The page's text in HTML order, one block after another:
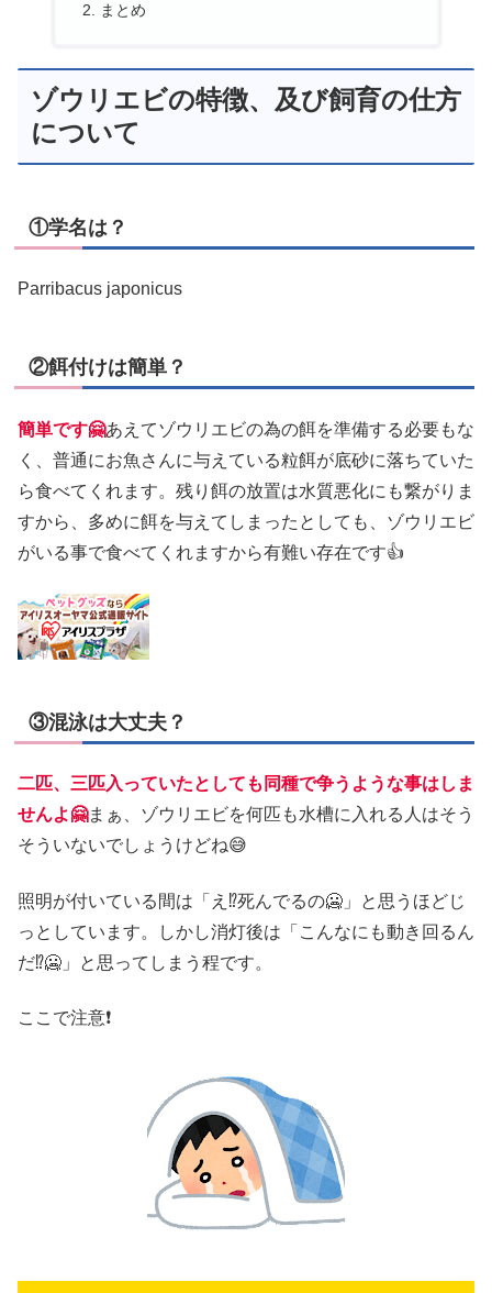
まとめ
ゾウリエビの特徴、及び飼育の仕方
について
①学名は？
Parribacus japonicus
②餌付けは簡単？
簡単です🤗あえてゾウリエビの為の餌を準備する必要もな
く、普通にお魚さんに与えている粒餌が底砂に落ちていた
ら食べてくれます。残り餌の放置は水質悪化にも繋がりま
すから、多めに餌を与えてしまったとしても、ゾウリエビ
がいる事で食べてくれますから有難い存在です👍
③混泳は大丈夫？
二匹、三匹入っていたとしても同種で争うような事はしま
せんよ🤗まぁ、ゾウリエビを何匹も水槽に入れる人はそう
そういないでしょうけどね😅
照明が付いている間は「え⁉️死んでるの🥶」と思うほどじ
っとしています。しかし消灯後は「こんなにも動き回るん
だ⁉️🥶」と思ってしまう程です。
ここで注意❗